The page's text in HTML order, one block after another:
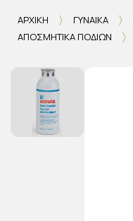
ΑΡΧΙΚΉ ΓΥΝΑΊΚΑ
ΑΠΟΣΜΗΤΙΚΆ ΠΟΔΙΏΝ